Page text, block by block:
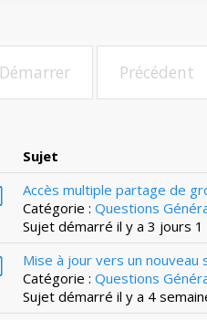
Démarrer Précédent
Sujet
Accès multiple partage de
Catégorie : Questions
Sujet démarré il y a 3 jours
Mise à jour vers un nouveau
Catégorie : Questions
Sujet démarré il y a 4